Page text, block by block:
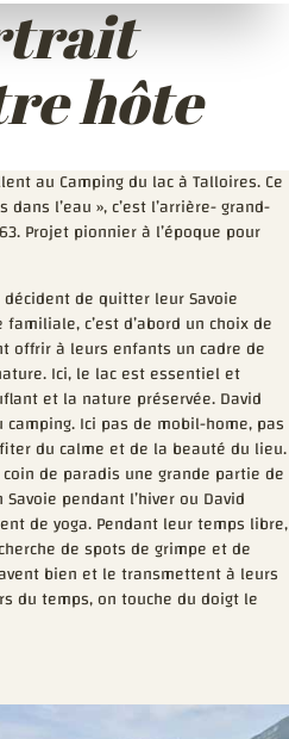
hôte
au Camping du lac à Talloires. Ce
l’eau », c’est l’arrière- grand-
Projet pionnier à l’époque pour
de quitter leur Savoie
c’est d’abord un choix de
offrir à leurs enfants un cadre de
Ici, le lac est essentiel et
et la nature préservée. David
Ici pas de mobil-home, pas
du calme et de la beauté du lieu.
de paradis une grande partie de
pendant l’hiver ou David
de yoga. Pendant leur temps libre,
de spots de grimpe et de
bien et le transmettent à leurs
du temps, on touche du doigt le